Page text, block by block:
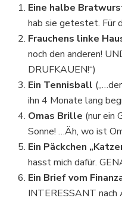
Eine halbe
hab sie getestet. Für
Frauchens linke
noch den anderen!
DRUFKAUEN!“)
Ein Tennisball
ihn 4 Monate lang
Omas Brille (nur ein
Sonne! …Äh, wo ist
Ein Päckchen
hasst mich dafür.
Ein Brief vom
INTERESSANT nach